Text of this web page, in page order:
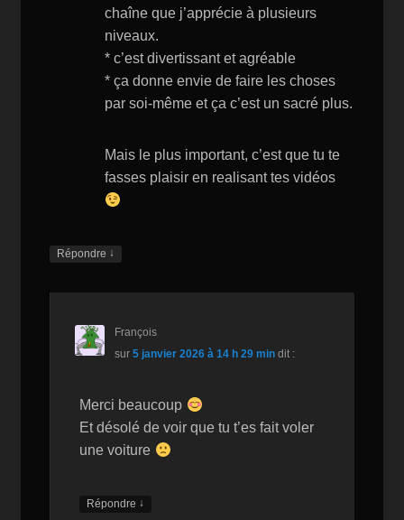
chaîne que j’apprécie à plusieurs
niveaux.
* c’est divertissant et agréable
* ça donne envie de faire les choses
par soi-même et ça c’est un sacré plus.
Mais le plus important, c’est que tu te
fasses plaisir en realisant tes vidéos
Répondre ↓
François
sur 5 janvier 2026 à 14 h 29 min dit :
Merci beaucoup
Et désolé de voir que tu t’es fait voler
une voiture
Répondre ↓